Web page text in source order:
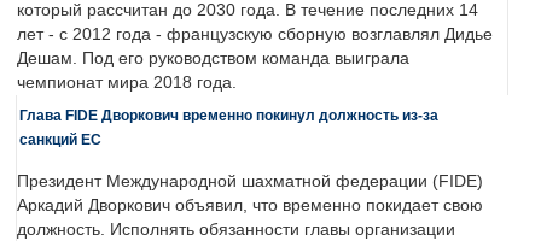
который рассчитан до 2030 года. В течение последних 14
лет - с 2012 года - французскую сборную возглавлял Дидье
Дешам. Под его руководством команда выиграла
чемпионат мира 2018 года.
Глава FIDE Дворкович временно покинул должность из-за
санкций ЕС
Президент Международной шахматной федерации (FIDE)
Аркадий Дворкович объявил, что временно покидает свою
должность. Исполнять обязанности главы организации